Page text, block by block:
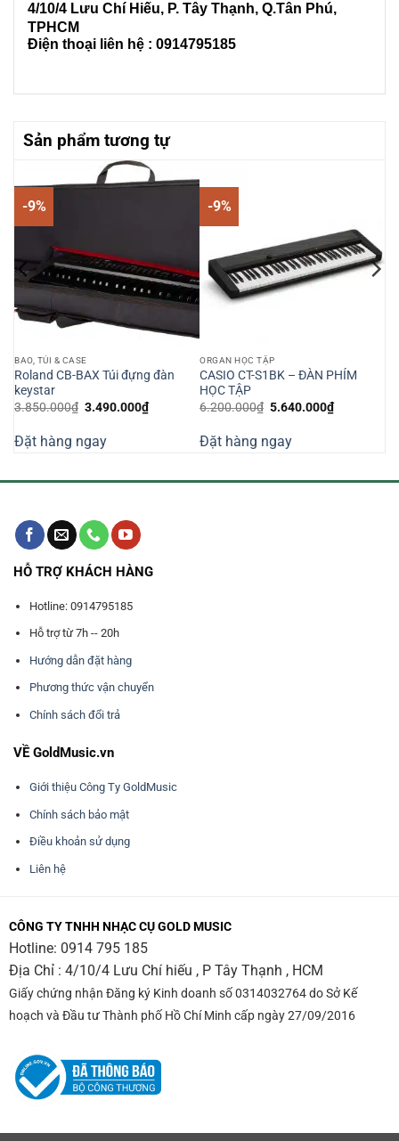
4/10/4 Lưu Chí Hiếu, P. Tây Thạnh, Q.Tân Phú,
TPHCM
Điện thoại liên hệ : 0914795185
Sản phẩm tương tự
-9%
BAO, TÚI & CASE
Roland CB-BAX Túi đựng đàn
keystar
3.850.000₫ Giá
3.850.000₫.
3.490.000₫Giá
hiện
3.490.000₫.
Đặt hàng ngay
-9%
ORGAN HỌC TẬP
CASIO CT-S1BK – ĐÀN PHÍM
HỌC TẬP
6.200.000₫ Giá
6.200.000₫.
5.640.000₫Giá
hiện
Đặt hàng ngay
HỖ TRỢ KHÁCH HÀNG
Hotline: 0914795185
Hỗ trợ từ 7h -- 20h
Hướng dẫn đặt hàng
Phương thức vận chuyển
Chính sách đổi trả
VỀ GoldMusic.vn
Giới thiệu Công Ty GoldMusic
Chính sách bảo mật
Điều khoản sử dụng
Liên hệ
CÔNG TY TNHH NHẠC CỤ GOLD MUSIC
Hotline: 0914 795 185
Địa Chỉ : 4/10/4 Lưu Chí hiếu , P Tây Thạnh , HCM
Giấy chứng nhận Đăng ký Kinh doanh số 0314032764 do Sở Kế
hoạch và Đầu tư Thành phố Hồ Chí Minh cấp ngày 27/09/2016